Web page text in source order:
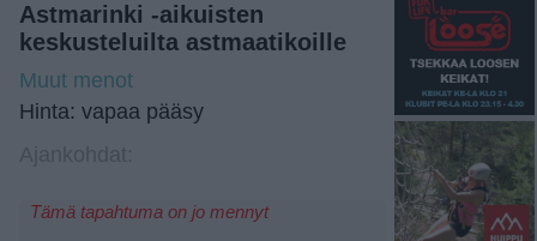
Astmarinki -aikuisten
keskusteluilta astmaatikoille
Muut menot
Hinta: vapaa pääsy
Tämä tapahtuma on jo mennyt